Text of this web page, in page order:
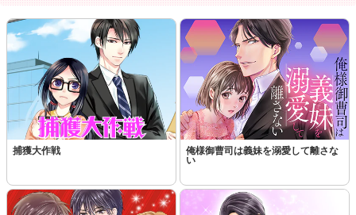
捕獲大作戦
俺様御曹司は義妹を溺愛して離さな
い